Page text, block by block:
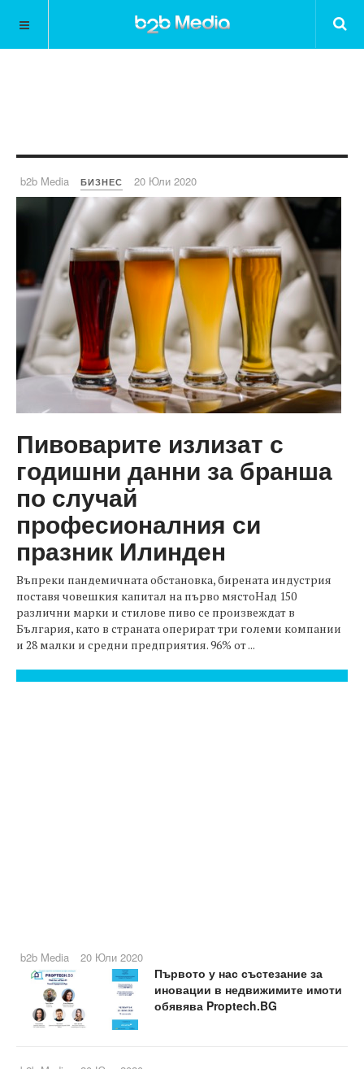
b2b Media БИЗНЕС 20 Юли 2020
Пивоварите излизат с
годишни данни за бранша
по случай
професионалния си
празник Илинден
Въпреки пандемичната обстановка, бирената индустрия
поставя човешкия капитал на първо мястоНад 150
различни марки и стилове пиво се произвеждат в
България, като в страната оперират три големи компании
и 28 малки и средни предприятия. 96% от ...
b2b Media 20 Юли 2020
Първото у нас състезание за
иновации в недвижимите имоти
обявява Proptech.BG